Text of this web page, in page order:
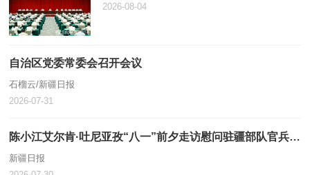
2026-08-04
自治区党委常委会召开会议
石榴云/新疆日报
2026-07-31
陈小江艾尔肯·吐尼亚孜“八一”前夕走访慰问驻疆部队官兵和优抚对象
新疆日报